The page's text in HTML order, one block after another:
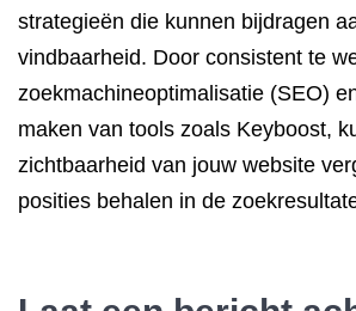
strategieën die kunnen bijdragen
vindbaarheid. Door consistent te
zoekmachineoptimalisatie (SEO)
maken van tools zoals Keyboost,
zichtbaarheid van jouw website
posities behalen in de